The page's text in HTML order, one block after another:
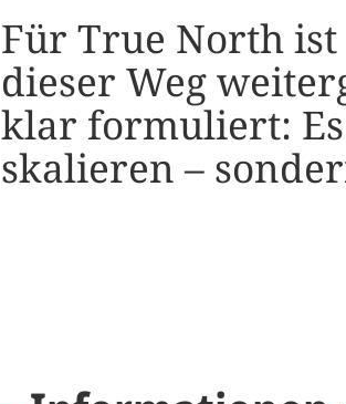
Für True North ist
dieser Weg
klar formuliert:
skalieren –